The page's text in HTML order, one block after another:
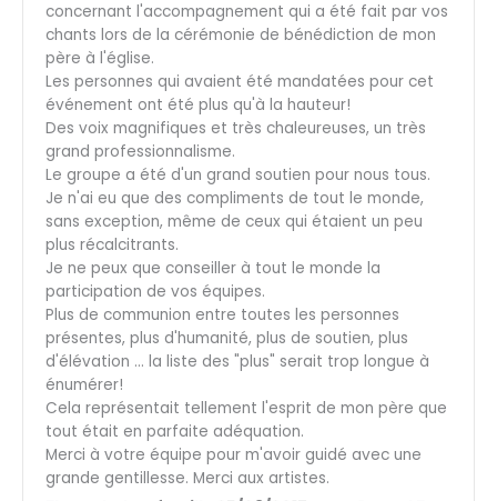
concernant l'accompagnement qui a été fait par vos
chants lors de la cérémonie de bénédiction de mon
père à l'église.
Les personnes qui avaient été mandatées pour cet
événement ont été plus qu'à la hauteur!
Des voix magnifiques et très chaleureuses, un très
grand professionnalisme.
Le groupe a été d'un grand soutien pour nous tous.
Je n'ai eu que des compliments de tout le monde,
sans exception, même de ceux qui étaient un peu
plus récalcitrants.
Je ne peux que conseiller à tout le monde la
participation de vos équipes.
Plus de communion entre toutes les personnes
présentes, plus d'humanité, plus de soutien, plus
d'élévation … la liste des "plus" serait trop longue à
énumérer!
Cela représentait tellement l'esprit de mon père que
tout était en parfaite adéquation.
Merci à votre équipe pour m'avoir guidé avec une
grande gentillesse. Merci aux artistes.